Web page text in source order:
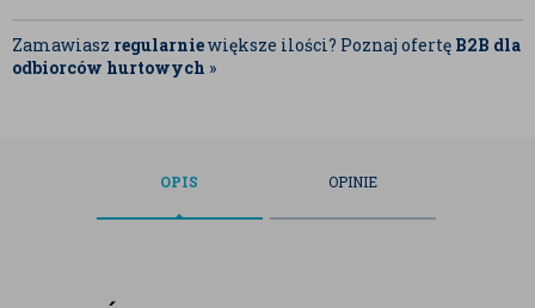
Zamawiasz regularniewiększe ilości? Poznaj ofertę B2B dla
odbiorców hurtowych »
OPIS OPINIE